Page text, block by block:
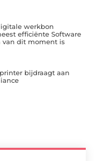
werkbon
efficiënte Software
van dit moment is
bijdraagt aan